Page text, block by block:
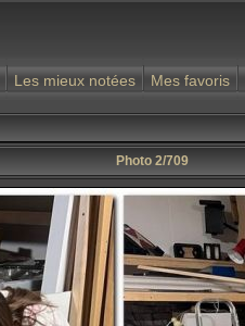
Les mieux notées Mes favoris
Photo 2/709